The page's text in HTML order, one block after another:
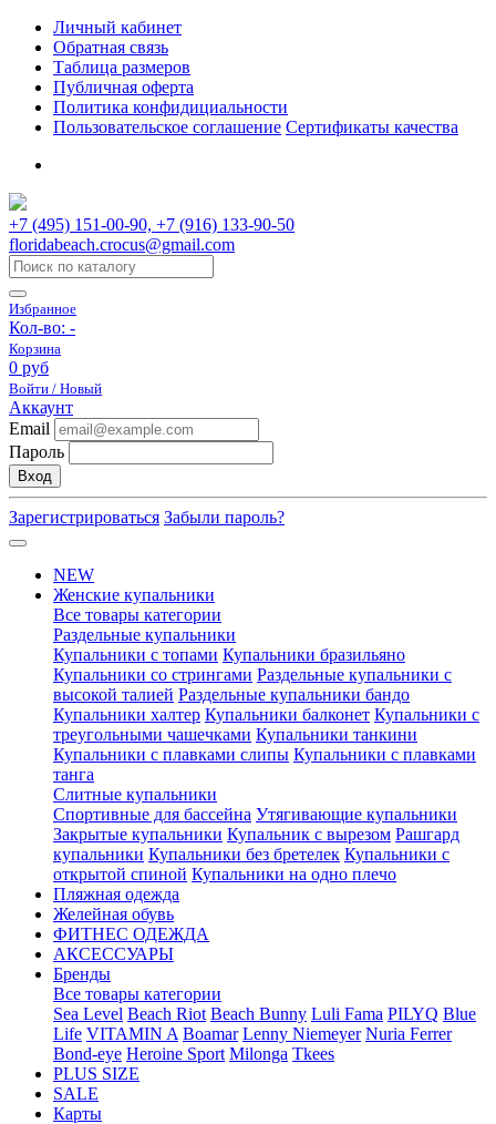
Личный кабинет
Обратная связь
Таблица размеров
Публичная оферта
Политика конфидициальности
Пользовательское соглашение Сертификаты качества
+7 (495) 151-00-90, +7 (916) 133-90-50
floridabeach.crocus@gmail.com
Избранное
Кол-во: -
Корзина
0 руб
Войти / Новый
Аккаунт
Email
Пароль
Вход
Зарегистрироваться Забыли пароль?
NEW
Женские купальники
Все товары категории
Раздельные купальники
Купальники с топами Купальники бразильяно
Купальники со стрингами Раздельные купальники с
высокой талией Раздельные купальники бандо
Купальники халтер Купальники балконет Купальники с
треугольными чашечками Купальники танкини
Купальники с плавками слипы Купальники с плавками
танга
Слитные купальники
Спортивные для бассейна Утягивающие купальники
Закрытые купальники Купальник с вырезом Рашгард
купальники Купальники без бретелек Купальники с
открытой спиной Купальники на одно плечо
Пляжная одежда
Желейная обувь
ФИТНЕС ОДЕЖДА
АКСЕССУАРЫ
Бренды
Все товары категории
Sea Level Beach Riot Beach Bunny Luli Fama PILYQ Blue
Life VITAMIN A Boamar Lenny Niemeyer Nuria Ferrer
Bond-eye Heroine Sport Milonga Tkees
PLUS SIZE
SALE
Карты